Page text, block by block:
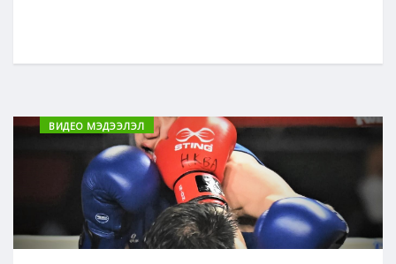
ВИДЕО МЭДЭЭЛЭЛ